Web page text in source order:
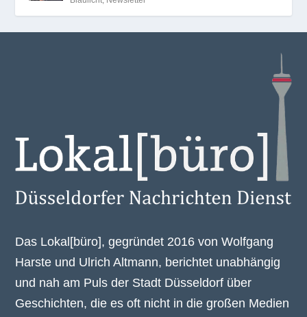
Das Lokal[büro], gegründet 2016 von Wolfgang
Harste und Ulrich Altmann, berichtet unabhängig
und nah am Puls der Stadt Düsseldorf über
Geschichten, die es oft nicht in die großen Medien